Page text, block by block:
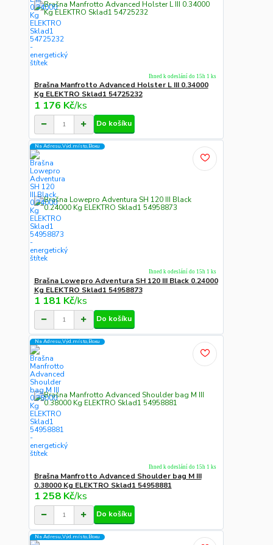
Brašna Manfrotto Advanced Holster L III 0.34000
Kg ELEKTRO Sklad1 54725232
1 176 Kč/ks
Ihned k odeslání do 15h 1 ks
Do košíku
Na Adresu,Výd.místo,Boxu
Brašna Lowepro Adventura SH 120 III Black 0.24000
Kg ELEKTRO Sklad1 54958873
1 181 Kč/ks
Ihned k odeslání do 15h 1 ks
Do košíku
Na Adresu,Výd.místo,Boxu
Brašna Manfrotto Advanced Shoulder bag M III
0.38000 Kg ELEKTRO Sklad1 54958881
1 258 Kč/ks
Ihned k odeslání do 15h 1 ks
Do košíku
Na Adresu,Výd.místo,Boxu